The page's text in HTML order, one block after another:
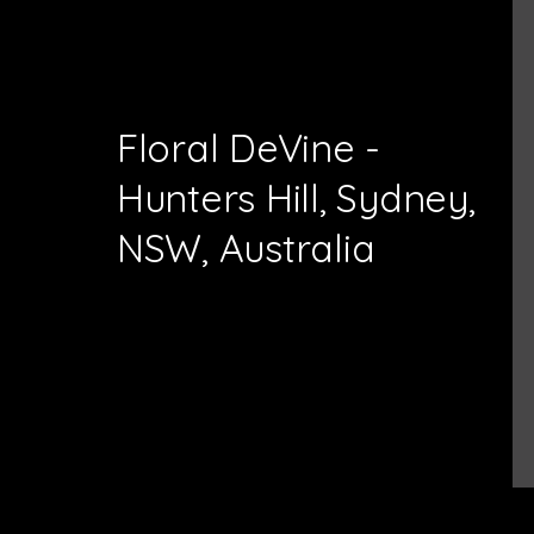
Floral DeVine -
Hunters Hill, Sydney,
NSW, Australia